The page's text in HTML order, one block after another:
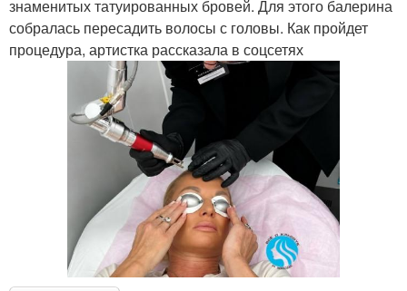
знаменитых татуированных бровей. Для этого балерина
собралась пересадить волосы с головы. Как пройдет
процедура, артистка рассказала в соцсетях